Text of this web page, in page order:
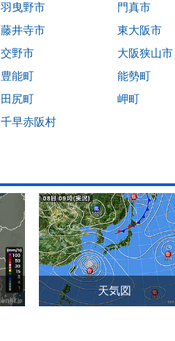
羽曳野市 門真市
藤井寺市 東大阪市
交野市 大阪狭山市
豊能町 能勢町
田尻町 岬町
千早赤阪村
天気図